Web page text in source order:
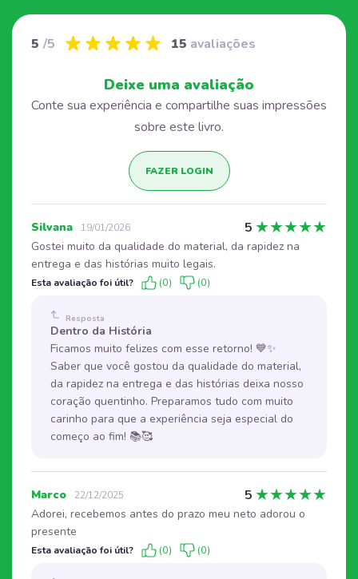
5 /5 15 avaliações
Deixe uma avaliação
Conte sua experiência e compartilhe suas impressões
sobre este livro.
FAZER LOGIN
Silvana 19/01/2026 5 ★★★★★
Gostei muito da qualidade do material, da rapidez na
entrega e das histórias muito legais.
Esta avaliação foi útil? (0) (0)
Resposta
Dentro da História
Ficamos muito felizes com esse retorno! 💙✨
Saber que você gostou da qualidade do material,
da rapidez na entrega e das histórias deixa nosso
coração quentinho. Preparamos tudo com muito
carinho para que a experiência seja especial do
começo ao fim! 📚🥰
Marco 22/12/2025 5 ★★★★★
Adorei, recebemos antes do prazo meu neto adorou o
presente
Esta avaliação foi útil? (0) (0)